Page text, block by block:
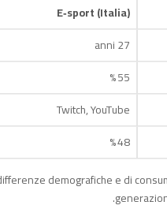
E‑sport (Italia)
27 anni
55 %
Twitch, YouTube
48 %
demografiche e di